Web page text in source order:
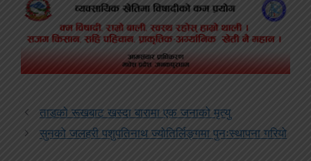
ताडको रूखबाट खस्दा बारामा एक जनाको मृत्यु
सुनको जलहरी पशुपतिनाथ ज्योतिर्लिङ्गमा पुनःस्थापना गरियो